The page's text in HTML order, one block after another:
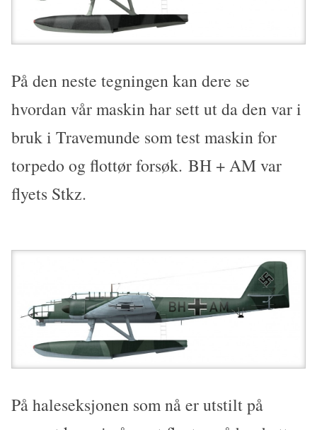
På den neste tegningen kan dere se
hvordan vår maskin har sett ut da den var i
bruk i Travemunde som test maskin for
torpedo og flottør forsøk. BH + AM var
flyets Stkz.
På haleseksjonen som nå er utstilt på